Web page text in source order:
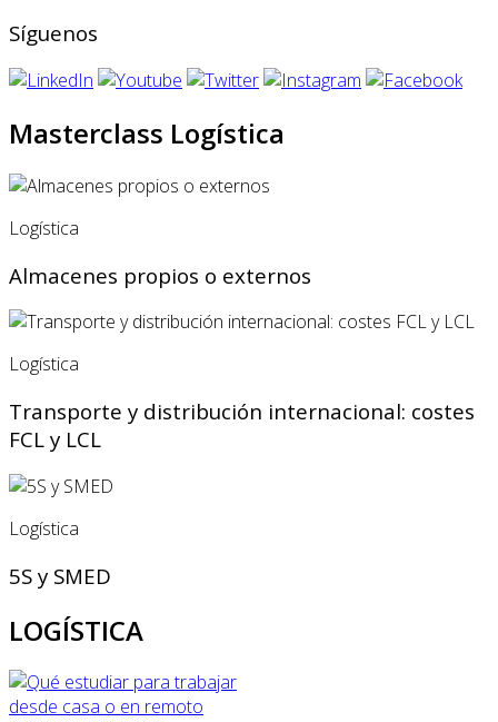
Síguenos
Masterclass Logística
Logística
Almacenes propios o externos
Logística
Transporte y distribución internacional: costes
FCL y LCL
Logística
5S y SMED
LOGÍSTICA